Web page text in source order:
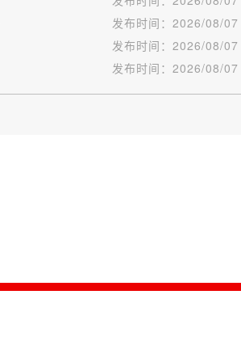
发布时间： 2026/08/07
发布时间： 2026/08/07
发布时间： 2026/08/07